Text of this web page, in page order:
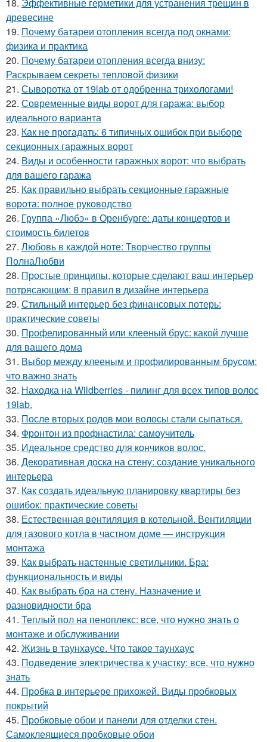
древесине
19. Почему батареи отопления всегда под окнами:
физика и практика
20. Почему батареи отопления всегда внизу:
Раскрываем секреты тепловой физики
21. Сыворотка от 19lab от одобренна трихологами!
22. Современные виды ворот для гаража: выбор
идеального варианта
23. Как не прогадать: 6 типичных ошибок при выборе
секционных гаражных ворот
24. Виды и особенности гаражных ворот: что выбрать
для вашего гаража
25. Как правильно выбрать секционные гаражные
ворота: полное руководство
26. Группа «Любэ» в Оренбурге: даты концертов и
стоимость билетов
27. Любовь в каждой ноте: Творчество группы
ПолнаЛюбви
28. Простые принципы, которые сделают ваш интерьер
потрясающим: 8 правил в дизайне интерьера
29. Стильный интерьер без финансовых потерь:
практические советы
30. Профелированный или клееный брус: какой лучше
для вашего дома
31. Выбор между клееным и профилированным брусом:
что важно знать
32. Находка на Wildberries - пилинг для всех типов волос
19lab.
33. После вторых родов мои волосы стали сыпаться.
34. Фронтон из профнастила: самоучитель
35. Идеальное средство для кончиков волос.
36. Декоративная доска на стену: создание уникального
интерьера
37. Как создать идеальную планировку квартиры без
ошибок: практические советы
38. Естественная вентиляция в котельной. Вентиляции
для газового котла в частном доме — инструкция
монтажа
39. Как выбрать настенные светильники. Бра:
функциональность и виды
40. Как выбрать бра на стену. Назначение и
разновидности бра
41. Теплый пол на пеноплекс: все, что нужно знать о
монтаже и обслуживании
42. Жизнь в таунхаусе. Что такое таунхаус
43. Подведение электричества к участку: все, что нужно
знать
44. Пробка в интерьере прихожей. Виды пробковых
покрытий
45. Пробковые обои и панели для отделки стен.
Самоклеящиеся пробковые обои